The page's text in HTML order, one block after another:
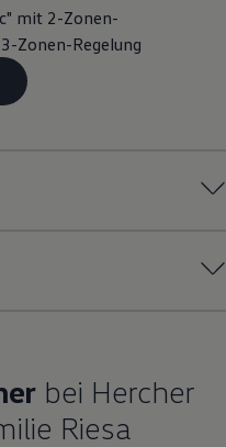
mit 2-Zonen-
Zonen-Regelung
bei Hercher
Riesa